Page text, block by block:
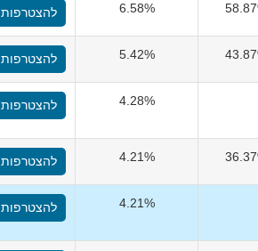
6.58% להצטרפות
5.42% להצטרפות
4.28% להצטרפות
4.21% להצטרפות
4.21% להצטרפות